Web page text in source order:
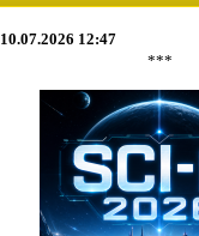
10.07.2026 12:47
***